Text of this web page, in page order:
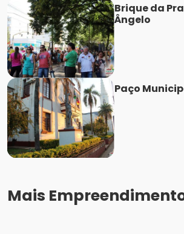
Brique da
Ângelo
Paço
Mais